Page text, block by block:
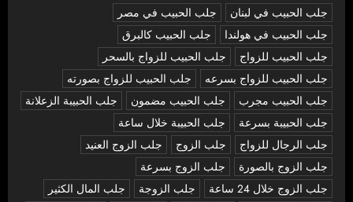
جلب الحبيب في لبنان
جلب الحبيب في مصر
جلب الحبيب في هولندا
جلب الحبيب كالبرق
جلب الحبيب للزواج
جلب الحبيب للزواج بالسحر
جلب الحبيب للزواج بسرعه
جلب الحبيب للزواج بصورته
جلب الحبيب مجرب
جلب الحبيب مضمون
جلب الحبيبة الزعلانة
جلب الحبيبة بسرعة
جلب الحبيبة خلال ساعة
جلب الرجال للزواج
جلب الزوج
جلب الزوج العنيد
جلب الزوج بالصورة
جلب الزوج بسرعة
جلب الزوج خلال 24 ساعة
جلب الزوجة
جلب المال الكثير